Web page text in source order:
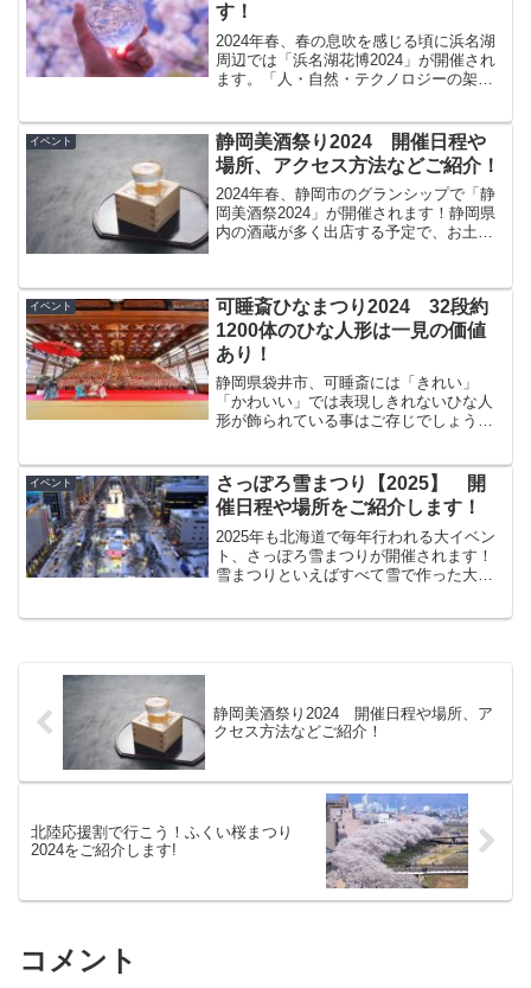
す！
2024年春、春の息吹を感じる頃に浜名湖
周辺では「浜名湖花博2024」が開催され
ます。「人・自然・テクノロジーの架け
花々が融合した会場で開催される予定で
す。詳細情報をお...
イベント
静岡美酒祭り2024 開催日程や
場所、アクセス方法などご紹介！
2024年春、静岡市のグランシップで「静
岡美酒祭2024」が開催されます！静岡県
内の酒蔵が多く出店する予定で、お土産
いていってください！
イベント
可睡斎ひなまつり2024 32段約
1200体のひな人形は一見の価値
あり！
静岡県袋井市、可睡斎には「きれい」
「かわいい」では表現しきれないひな人
形が飾られている事はご存じでしょう
す。
イベント
さっぽろ雪まつり【2025】 開
催日程や場所をご紹介します！
2025年も北海道で毎年行われる大イベン
ト、さっぽろ雪まつりが開催されます！
雪まつりといえばすべて雪で作った大雪
静岡美酒祭り2024 開催日程や場所、ア
クセス方法などご紹介！
北陸応援割で行こう！ふくい桜まつり
2024をご紹介します!
コメント